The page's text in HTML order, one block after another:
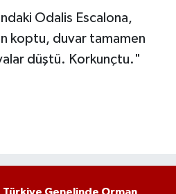
Odalis Escalona,
koptu, duvar tamamen
düştü. Korkunçtu."